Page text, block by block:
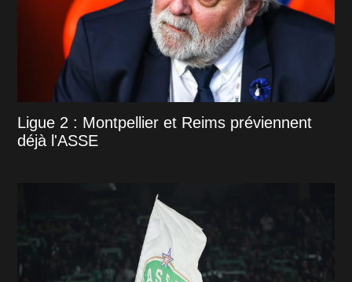
Ligue 2 : Montpellier et Reims préviennent
déjà l'ASSE